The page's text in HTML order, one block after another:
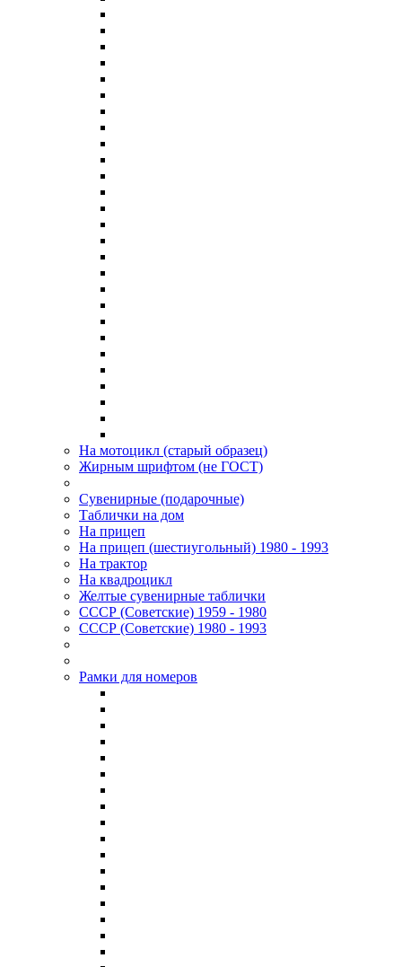
На мотоцикл (старый образец)
Жирным шрифтом (не ГОСТ)
Сувенирные (подарочные)
Таблички на дом
На прицеп
На прицеп (шестиугольный) 1980 - 1993
На трактор
На квадроцикл
Желтые сувенирные таблички
СССР (Советские) 1959 - 1980
СССР (Советские) 1980 - 1993
Рамки для номеров